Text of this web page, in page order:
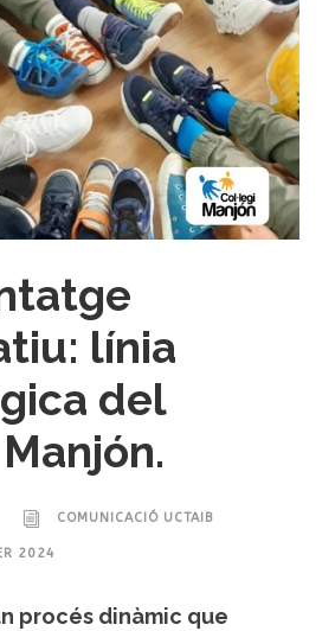
línia
del
COMUNICACIÓ UCTAIB
2024
procés dinàmic que